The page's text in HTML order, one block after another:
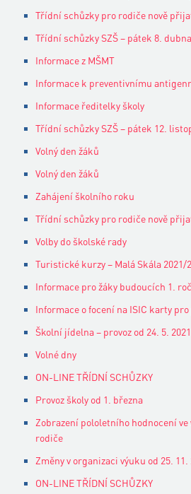
Třídní schůzky pro rodiče nově
Třídní schůzky SZŠ – pátek 8.
Informace z MŠMT
Informace k preventivnímu
Informace ředitelky školy
Třídní schůzky SZŠ – pátek 12.
Volný den žáků
Volný den žáků
Zahájení školního roku
Třídní schůzky pro rodiče nově
Volby do školské rady
Turistické kurzy – Malá Skála 2021/
Informace pro žáky budoucích 1.
Informace o focení na ISIC karty
Školní jídelna – provoz od 24. 5. 2021
Volné dny
ON-LINE TŘÍDNÍ SCHŮZKY
Provoz školy od 1. března
Zobrazení pololetního hodnocení
rodiče
Změny v organizaci výuku od 25. 11.
ON-LINE TŘÍDNÍ SCHŮZKY